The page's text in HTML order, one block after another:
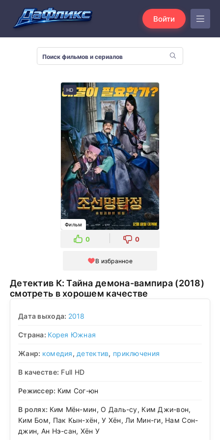
Войти
HD
Фильм
0 0
В избранное
Детектив К: Тайна демона-вампира (2018)
смотреть в хорошем качестве
Дата выхода: 2018
Страна: Корея Южная
Жанр: комедия, детектив, приключения
В качестве: Full HD
Режиссер: Ким Сог-юн
В ролях: Ким Мён-мин, О Даль-су, Ким Джи-вон,
Ким Бом, Пак Кын-хён, У Хён, Ли Мин-ги, Нам Сон-
джин, Ан Нэ-сан, Хён У